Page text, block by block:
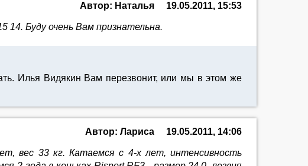
Автор: Наталья 19.05.2011, 15:53
Буду очень Вам признательна.
Илья Видякин Вам перезвонит, или мы в этом же
Автор: Лариса 19.05.2011, 14:06
вес 33 кг. Катаемся с 4-х лет, интенсивность